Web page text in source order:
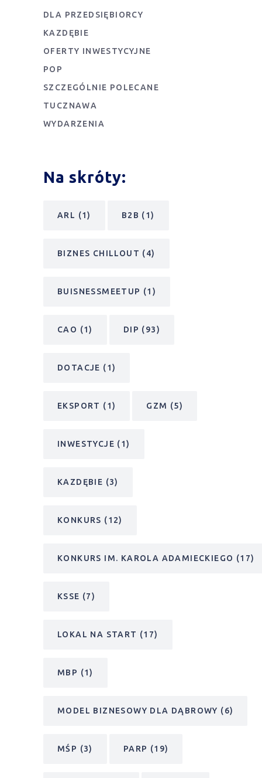
DLA PRZEDSIĘBIORCY
KAZDĘBIE
OFERTY INWESTYCYJNE
POP
SZCZEGÓLNIE POLECANE
TUCZNAWA
WYDARZENIA
Na skróty:
ARL (1) B2B (1)
BIZNES CHILLOUT (4)
BUISNESSMEETUP (1)
CAO (1) DIP (93)
DOTACJE (1)
EKSPORT (1) GZM (5)
INWESTYCJE (1)
KAZDĘBIE (3)
KONKURS (12)
KONKURS IM. KAROLA ADAMIECKIEGO (17)
KSSE (7)
LOKAL NA START (17)
MBP (1)
MODEL BIZNESOWY DLA DĄBROWY (6)
MŚP (3) PARP (19)